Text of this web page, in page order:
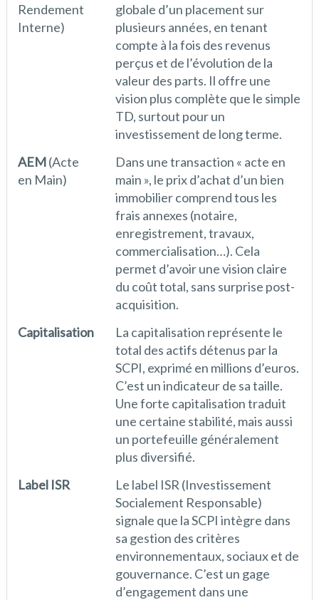
Rendement
Interne)
globale d’un placement sur
plusieurs années, en tenant
compte à la fois des revenus
perçus et de l’évolution de la
valeur des parts. Il offre une
vision plus complète que le simple
TD, surtout pour un
investissement de long terme.
AEM(Acte
en Main)
Dans une transaction « acte en
main », le prix d’achat d’un bien
immobilier comprend tous les
frais annexes (notaire,
enregistrement, travaux,
commercialisation…). Cela
permet d’avoir une vision claire
du coût total, sans surprise post-
acquisition.
Capitalisation
La capitalisation représente le
total des actifs détenus par la
SCPI, exprimé en millions d’euros.
C’est un indicateur de sa taille.
Une forte capitalisation traduit
une certaine stabilité, mais aussi
un portefeuille généralement
plus diversifié.
Label ISR
Le label ISR (Investissement
Socialement Responsable)
signale que la SCPI intègre dans
sa gestion des critères
environnementaux, sociaux et de
gouvernance. C’est un gage
d’engagement dans une